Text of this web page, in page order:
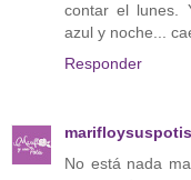
contar el lunes.
azul y noche...
Responder
marifloysuspotis
No está nada